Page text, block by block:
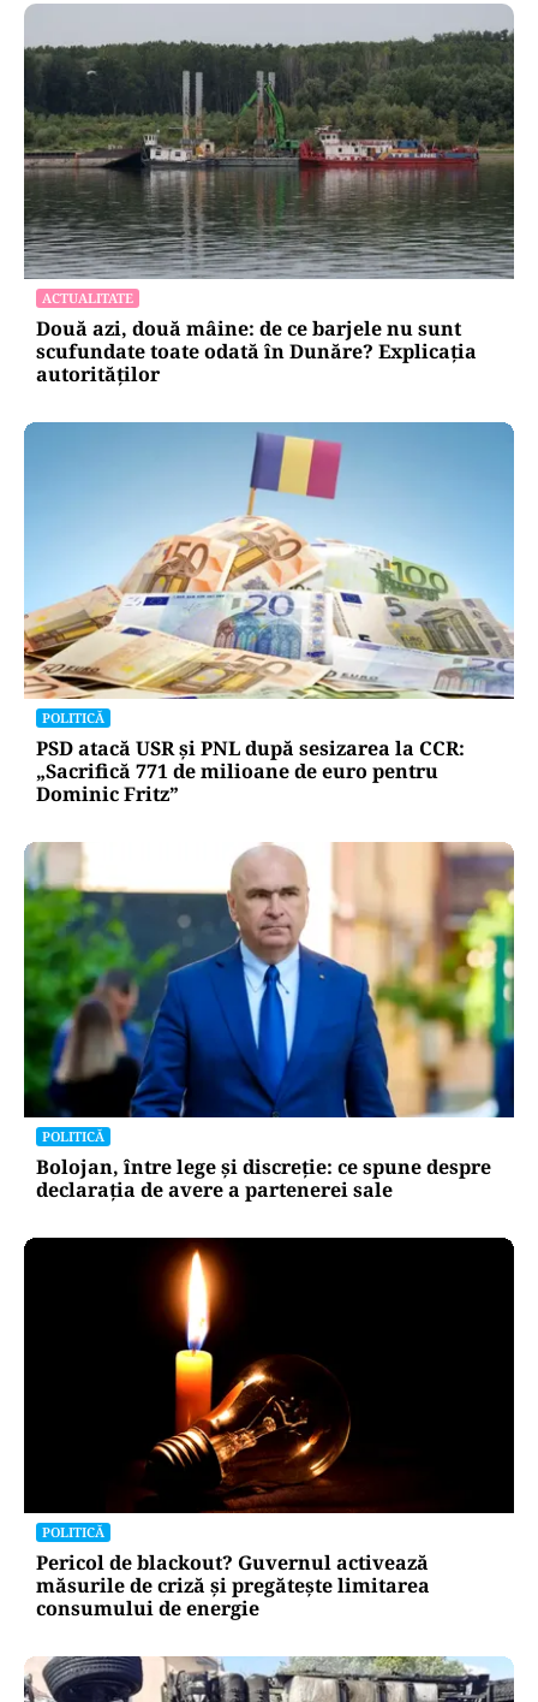
ACTUALITATE
Două azi, două mâine: de ce barjele nu sunt
scufundate toate odată în Dunăre? Explicația
autorităților
POLITICĂ
PSD atacă USR și PNL după sesizarea la CCR:
„Sacrifică 771 de milioane de euro pentru
Dominic Fritz”
POLITICĂ
Bolojan, între lege și discreție: ce spune despre
declarația de avere a partenerei sale
POLITICĂ
Pericol de blackout? Guvernul activează
măsurile de criză și pregătește limitarea
consumului de energie